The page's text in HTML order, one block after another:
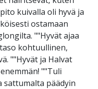
kuivalla oli hyvä ja
ostamaan
""Hyvät ajaa
kohtuullinen,
""Hyvät ja Halvat
""Tuli
sattumalta päädyin